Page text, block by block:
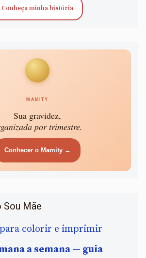
Conheça minha história
MAMITY
Sua gravidez,
por trimestre.
Conhecer o Mamity →
Sou Mãe
para colorir e imprimir
a semana — guia